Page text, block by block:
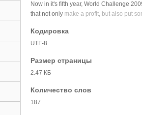
Now in it's fifth year, World Challenge
that not only make a profit, but also put
Кодировка
UTF-8
Размер страницы
2.47 КБ
Количество слов
187